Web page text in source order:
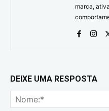
marca,
DEIXE UMA RESPOSTA